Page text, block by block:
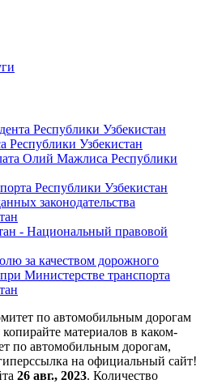
Республики Узбекистан
Узбекистан
Олий Мажлиса Республики
Республики Узбекистан
законодательства
- Национальный правовой
за качеством дорожного
Министерстве транспорта
по автомобильным дорогам
материалов в каком-
по автомобильным дорогам,
на официальный сайт!
26 авг., 2023. Количество